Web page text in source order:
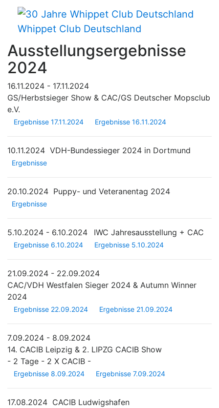
Whippet Club Deutschland
Ausstellungsergebnisse
2024
16.11.2024 - 17.11.2024
GS/Herbstsieger Show & CAC/GS Deutscher Mopsclub
e.V.
Ergebnisse 17.11.2024 Ergebnisse 16.11.2024
10.11.2024 VDH-Bundessieger 2024 in Dortmund
Ergebnisse
20.10.2024 Puppy- und Veteranentag 2024
Ergebnisse
5.10.2024 - 6.10.2024 IWC Jahresausstellung + CAC
Ergebnisse 6.10.2024 Ergebnisse 5.10.2024
21.09.2024 - 22.09.2024
CAC/VDH Westfalen Sieger 2024 & Autumn Winner
2024
Ergebnisse 22.09.2024 Ergebnisse 21.09.2024
7.09.2024 - 8.09.2024
14. CACIB Leipzig & 2. LIPZG CACIB Show
- 2 Tage - 2 X CACIB -
Ergebnisse 8.09.2024 Ergebnisse 7.09.2024
17.08.2024 CACIB Ludwigshafen